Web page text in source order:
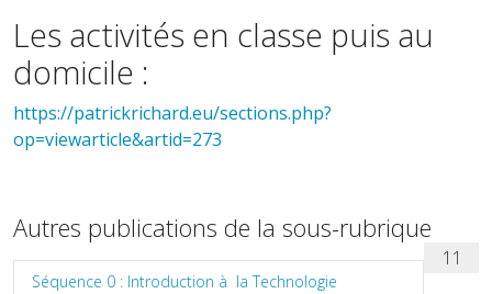
Les activités en classe puis au
domicile :
https://patrickrichard.eu/sections.php?
op=viewarticle&artid=273
Autres publications de la sous-rubrique
11
Séquence 0 : Introduction à la Technologie